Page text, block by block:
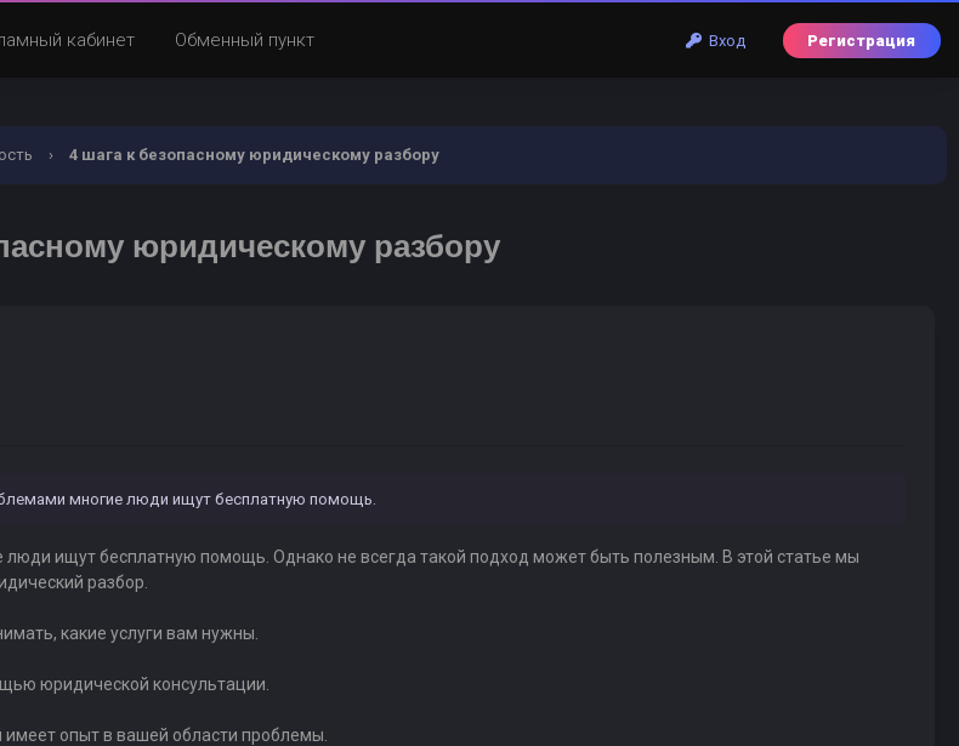
Вход Регистрация
кабинет Обменный пункт
› 4 шага к безопасному юридическому разбору
юридическому разбору
многие люди ищут бесплатную помощь.
ищут бесплатную помощь. Однако не всегда такой подход может быть полезным. В этой статье мы
разбор.
какие услуги вам нужны.
юридической консультации.
имеет опыт в вашей области проблемы.